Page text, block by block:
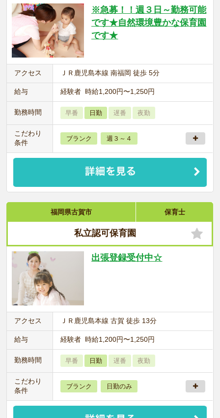
※急募！！週３日～勤務可能
です★自然環境豊かな保育園
です★
アクセス ＪＲ鹿児島本線 南福岡 徒歩 5分
給与 経験者 時給1,200円〜1,250円
勤務時間 早番 日勤 遅番 夜勤
こだわり
条件
ブランク 週３～４
福岡県古賀市 保育士
私立認可保育園
出張登録受付中☆
アクセス ＪＲ鹿児島本線 古賀 徒歩 13分
給与 経験者 時給1,200円〜1,250円
勤務時間 早番 日勤 遅番 夜勤
こだわり
条件
ブランク 日勤のみ